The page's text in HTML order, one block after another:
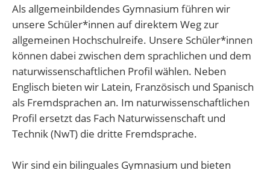
Als allgemeinbildendes Gymnasium führen wir
unsere Schüler*innen auf direktem Weg zur
allgemeinen Hochschulreife. Unsere Schüler*innen
können dabei zwischen dem sprachlichen und dem
naturwissenschaftlichen Profil wählen. Neben
Englisch bieten wir Latein, Französisch und Spanisch
als Fremdsprachen an. Im naturwissenschaftlichen
Profil ersetzt das Fach Naturwissenschaft und
Technik (NwT) die dritte Fremdsprache.
Wir sind ein bilinguales Gymnasium und bieten